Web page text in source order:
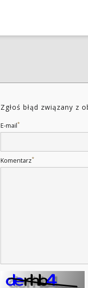
Zgłoś błąd związany z
E-mail*
Komentarz*